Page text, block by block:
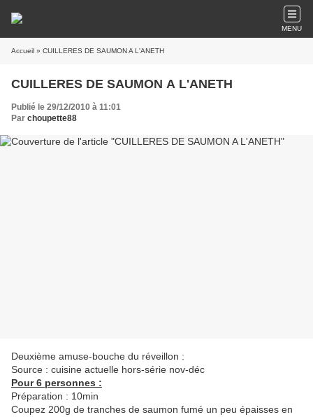
MENU
Accueil » CUILLERES DE SAUMON A L'ANETH
CUILLERES DE SAUMON A L'ANETH
Publié le 29/12/2010 à 11:01
Par choupette88
Deuxième amuse-bouche du réveillon :
Source : cuisine actuelle hors-série nov-déc
Pour 6 personnes :
Préparation : 10min
Coupez 200g de tranches de saumon fumé un peu épaisses en